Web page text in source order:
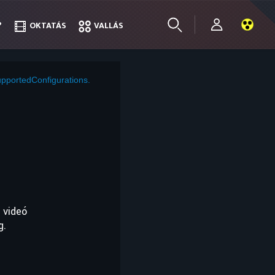
OKTATÁS VALLÁS
OKTATÁS VALLÁS